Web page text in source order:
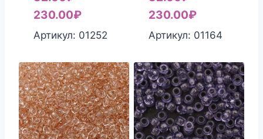
230.00₽
Артикул: 01252
230.00₽
Артикул: 01164